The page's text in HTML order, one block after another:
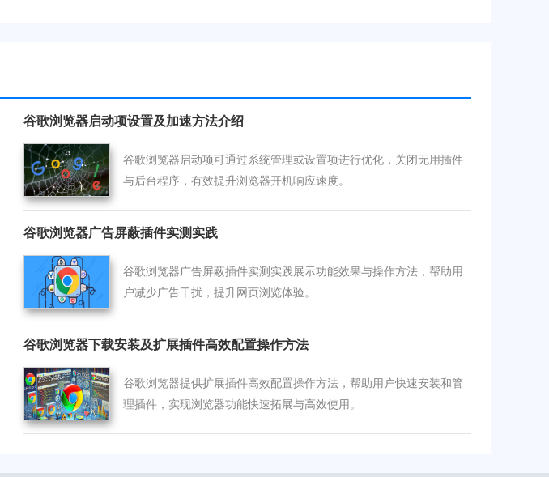
谷歌浏览器启动项设置及加速方法介绍
谷歌浏览器启动项可通过系统管理或设置项进行优化，关闭无用插件
与后台程序，有效提升浏览器开机响应速度。
谷歌浏览器广告屏蔽插件实测实践
谷歌浏览器广告屏蔽插件实测实践展示功能效果与操作方法，帮助用
户减少广告干扰，提升网页浏览体验。
谷歌浏览器下载安装及扩展插件高效配置操作方法
谷歌浏览器提供扩展插件高效配置操作方法，帮助用户快速安装和管
理插件，实现浏览器功能快速拓展与高效使用。